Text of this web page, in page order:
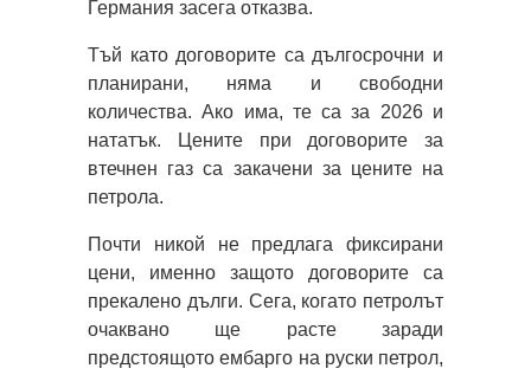
Германия засега отказва.
Тъй като договорите са дългосрочни и
планирани, няма и свободни
количества. Ако има, те са за 2026 и
нататък. Цените при договорите за
втечнен газ са закачени за цените на
петрола.
Почти никой не предлага фиксирани
цени, именно защото договорите са
прекалено дълги. Сега, когато петролът
очаквано ще расте заради
предстоящото ембарго на руски петрол,